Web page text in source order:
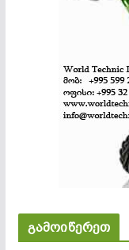
გამოიწერეთ